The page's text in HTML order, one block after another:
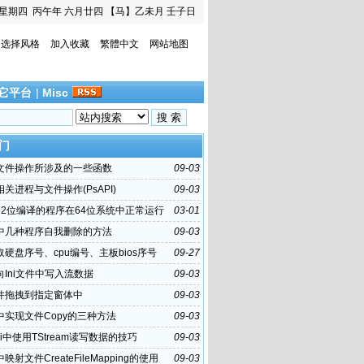
期四 丙午年 六月廿四 【马】乙未月 壬子日
选择风格 加入收藏 繁體中文 网站地图
平台 | Misc
09-03
件操作所涉及的一些函数
09-03
关进程与文件操作(PsAPI)
03-01
位编译的程序在64位系统中正常运行
09-03
几种程序自我删除的方法
09-27
硬盘序号、cpu编号、主板bios序号
09-03
Ini文件中写入流数据
09-03
拖拽到指定窗体中
09-03
实现文件Copy的三种方法
09-03
使用TStream读写数据的技巧
09-03
映射文件CreateFileMapping的使用